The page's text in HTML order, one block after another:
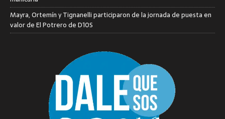
Mayra, Ortemín y Tignanelli participaron de la jornada de puesta en
valor de El Potrero de D10S